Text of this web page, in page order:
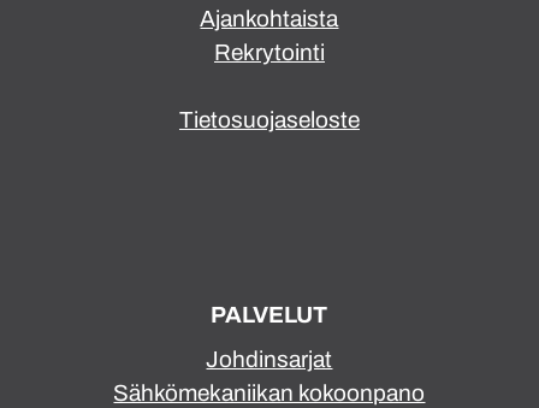
Ajankohtaista
Rekrytointi
Tietosuojaseloste
PALVELUT
Johdinsarjat
Sähkömekaniikan kokoonpano